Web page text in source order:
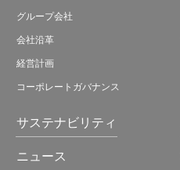
グループ会社
会社沿革
経営計画
コーポレートガバナンス
サステナビリティ
ニュース